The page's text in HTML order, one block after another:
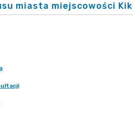
miasta miejscowości